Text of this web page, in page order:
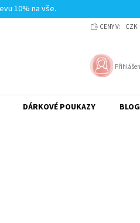
10% na vše.
CENY V: CZK
DÁRKOVÉ POUKAZY BLOG